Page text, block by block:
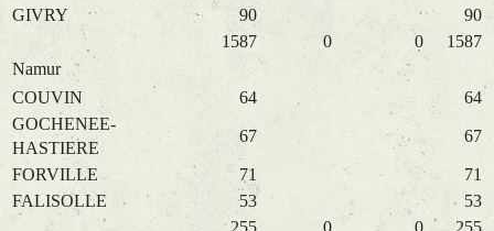
GIVRY 90
90
1587
0 0
1587
Namur
COUVIN
64
64
GOCHENEE-
HASTIERE
67 67
FORVILLE 71
71
FALISOLLE
53
53